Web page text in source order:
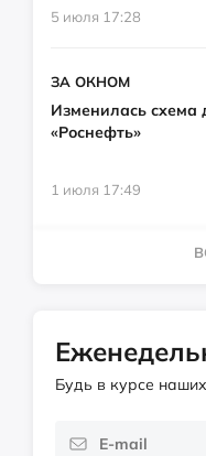
5 июля 17:28
ЗА ОКНОМ
Изменилась
«Роснефть»
1 июля 17:49
Будь в курсе